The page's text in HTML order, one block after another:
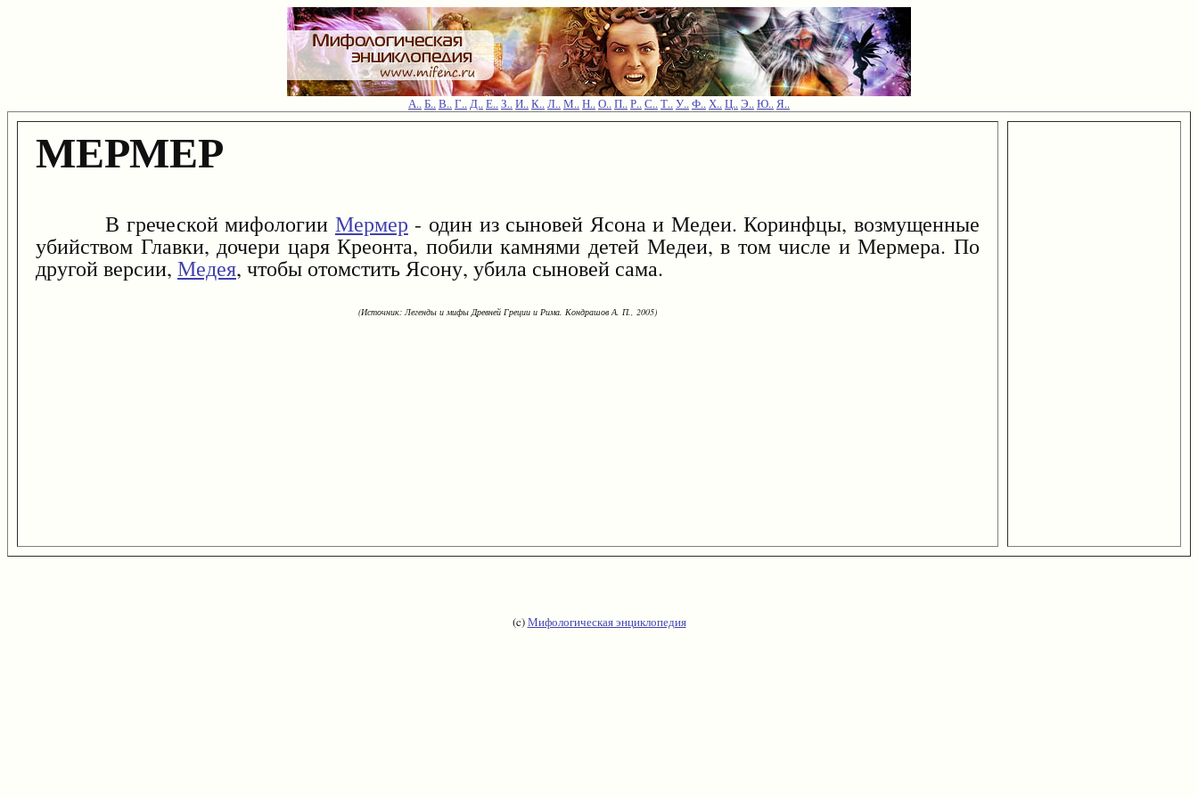
А..Б..В..Г..Д..Е..З..И..К..Л..М..Н..О..П..Р..С..Т..У..Ф..Х..Ц..Э..Ю..Я..
МЕРМЕР
В греческой мифологии Мермер - один из сыновей Ясона и Медеи. Коринфцы, возмущенные
убийством Главки, дочери царя Креонта, побили камнями детей Медеи, в том числе и Мермера. По
другой версии, Медея, чтобы отомстить Ясону, убила сыновей сама.
(Источник: Легенды и мифы Древней Греции и Рима. Кондрашов А. П., 2005)
(c)Мифологическая энциклопедия